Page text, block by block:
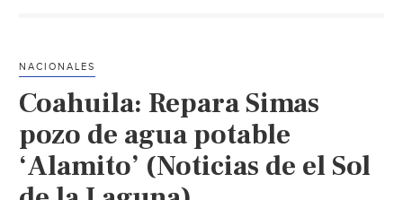
del
Libson
NACIONALES
Coahuila: Repara Simas
pozo de agua potable
‘Alamito’ (Noticias de el Sol